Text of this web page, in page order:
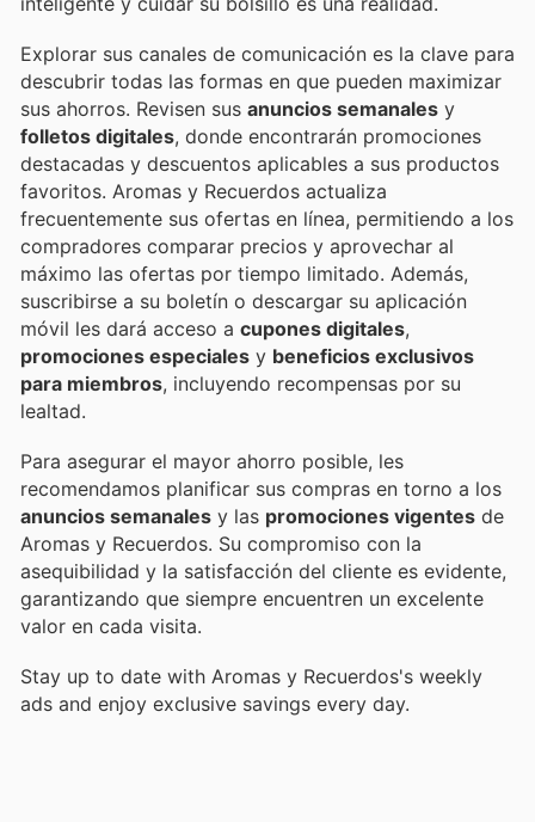
Explorar sus canales de comunicación es la clave para
descubrir todas las formas en que pueden maximizar
sus ahorros. Revisen sus anuncios semanales y
folletos digitales, donde encontrarán promociones
destacadas y descuentos aplicables a sus productos
favoritos. Aromas y Recuerdos actualiza
frecuentemente sus ofertas en línea, permitiendo a los
compradores comparar precios y aprovechar al
máximo las ofertas por tiempo limitado. Además,
suscribirse a su boletín o descargar su aplicación
móvil les dará acceso a cupones digitales,
promociones especiales y beneficios exclusivos
para miembros, incluyendo recompensas por su
lealtad.
Para asegurar el mayor ahorro posible, les
recomendamos planificar sus compras en torno a los
anuncios semanales y las promociones vigentes de
Aromas y Recuerdos. Su compromiso con la
asequibilidad y la satisfacción del cliente es evidente,
garantizando que siempre encuentren un excelente
valor en cada visita.
Stay up to date with Aromas y Recuerdos's weekly
ads and enjoy exclusive savings every day.